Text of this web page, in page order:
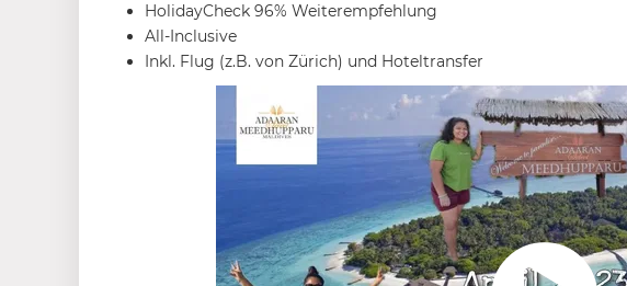
HolidayCheck 96% Weiterempfehlung
All-Inclusive
Inkl. Flug (z.B. von Zürich) und Hoteltransfer